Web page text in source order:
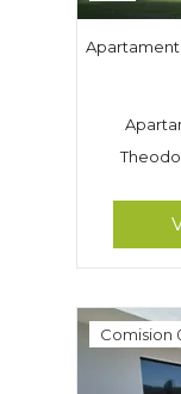
Comision